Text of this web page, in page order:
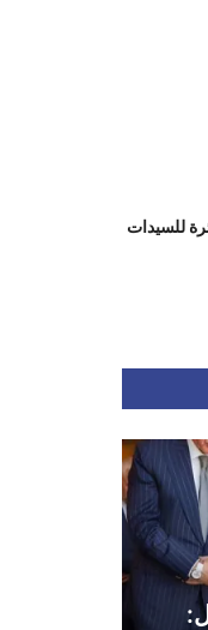
للسيدات